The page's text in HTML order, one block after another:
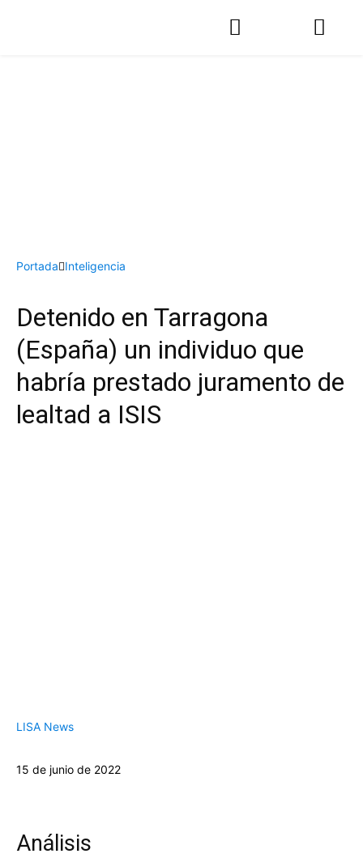
Portada Inteligencia
Detenido en Tarragona
(España) un individuo que
habría prestado juramento de
lealtad a ISIS
LISA News
15 de junio de 2022
Análisis